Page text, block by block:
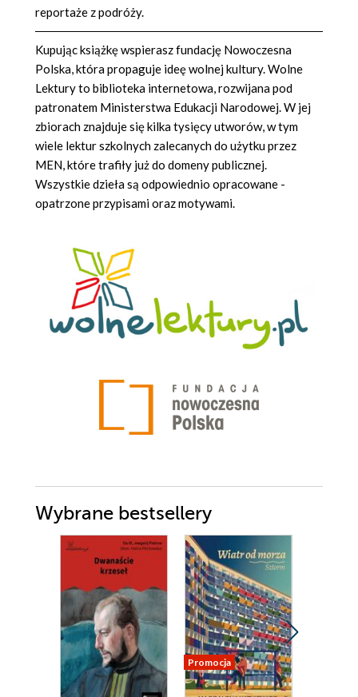
reportaże z podróży.
Kupując książkę wspierasz fundację Nowoczesna
Polska, która propaguje ideę wolnej kultury. Wolne
Lektury to biblioteka internetowa, rozwijana pod
patronatem Ministerstwa Edukacji Narodowej. W jej
zbiorach znajduje się kilka tysięcy utworów, w tym
wiele lektur szkolnych zalecanych do użytku przez
MEN, które trafiły już do domeny publicznej.
Wszystkie dzieła są odpowiednio opracowane -
opatrzone przypisami oraz motywami.
Wybrane bestsellery
Promocja